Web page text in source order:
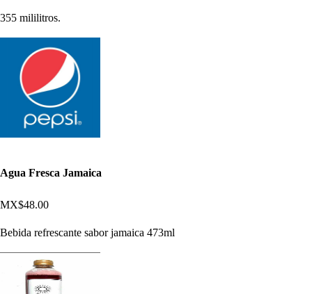
355 mililitros.
Agua Fresca Jamaica
MX$48.00
Bebida refrescante sabor jamaica 473ml